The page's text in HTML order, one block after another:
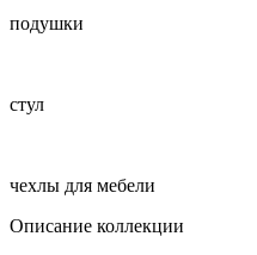
подушки
стул
чехлы для мебели
Описание коллекции